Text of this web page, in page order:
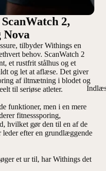
2,
Nova
tilbyder Withings en
behov. ScanWatch 2
, et rustfrit stålhus og et
og let at aflæse. Det giver
af iltmætning i blodet og
til seriøse atleter.
funktioner, men i en mere
fitnesssporing,
hvilket gør den til en af de
efter en grundlæggende
et ur til, har Withings det